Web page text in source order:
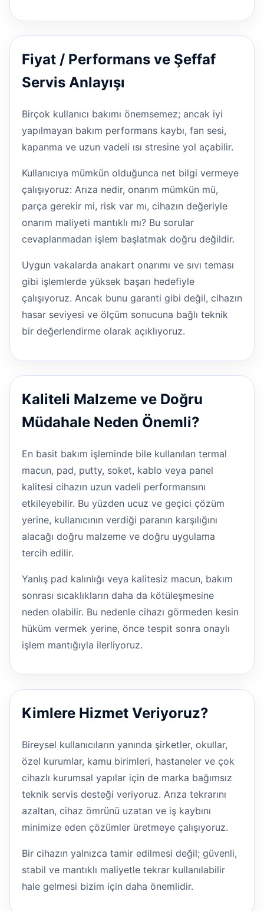
Fiyat / Performans ve Şeffaf
Servis Anlayışı
Birçok kullanıcı bakımı önemsemez; ancak iyi
yapılmayan bakım performans kaybı, fan sesi,
kapanma ve uzun vadeli ısı stresine yol açabilir.
Kullanıcıya mümkün olduğunca net bilgi vermeye
çalışıyoruz: Arıza nedir, onarım mümkün mü,
parça gerekir mi, risk var mı, cihazın değeriyle
onarım maliyeti mantıklı mı? Bu sorular
cevaplanmadan işlem başlatmak doğru değildir.
Uygun vakalarda anakart onarımı ve sıvı teması
gibi işlemlerde yüksek başarı hedefiyle
çalışıyoruz. Ancak bunu garanti gibi değil, cihazın
hasar seviyesi ve ölçüm sonucuna bağlı teknik
bir değerlendirme olarak açıklıyoruz.
Kaliteli Malzeme ve Doğru
Müdahale Neden Önemli?
En basit bakım işleminde bile kullanılan termal
macun, pad, putty, soket, kablo veya panel
kalitesi cihazın uzun vadeli performansını
etkileyebilir. Bu yüzden ucuz ve geçici çözüm
yerine, kullanıcının verdiği paranın karşılığını
alacağı doğru malzeme ve doğru uygulama
tercih edilir.
Yanlış pad kalınlığı veya kalitesiz macun, bakım
sonrası sıcaklıkların daha da kötüleşmesine
neden olabilir. Bu nedenle cihazı görmeden kesin
hüküm vermek yerine, önce tespit sonra onaylı
işlem mantığıyla ilerliyoruz.
Kimlere Hizmet Veriyoruz?
Bireysel kullanıcıların yanında şirketler, okullar,
özel kurumlar, kamu birimleri, hastaneler ve çok
cihazlı kurumsal yapılar için de marka bağımsız
teknik servis desteği veriyoruz. Arıza tekrarını
azaltan, cihaz ömrünü uzatan ve iş kaybını
minimize eden çözümler üretmeye çalışıyoruz.
Bir cihazın yalnızca tamir edilmesi değil; güvenli,
stabil ve mantıklı maliyetle tekrar kullanılabilir
hale gelmesi bizim için daha önemlidir.